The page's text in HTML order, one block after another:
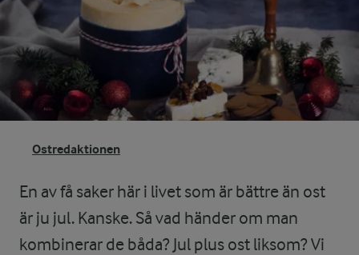
Ostredaktionen
En av få saker här i livet som är bättre än ost
är ju jul. Kanske. Så vad händer om man
kombinerar de båda? Jul plus ost liksom? Vi